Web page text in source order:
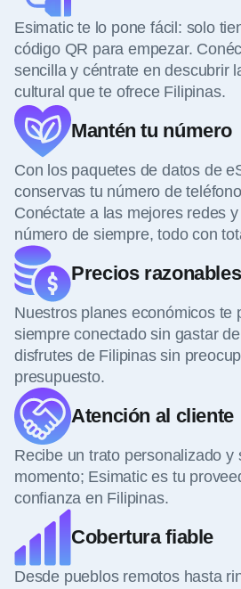
Esimatic te lo pone fácil: solo
código QR para empezar.
sencilla y céntrate en descubrir
cultural que te ofrece Filipinas.
Mantén tu número
Con los paquetes de datos de
conservas tu número de
Conéctate a las mejores redes
número de siempre, todo con
Precios razonables
Nuestros planes económicos te
siempre conectado sin gastar
disfrutes de Filipinas sin
presupuesto.
Atención al cliente
Recibe un trato personalizado y
momento; Esimatic es tu
confianza en Filipinas.
Cobertura fiable
Desde pueblos remotos hasta